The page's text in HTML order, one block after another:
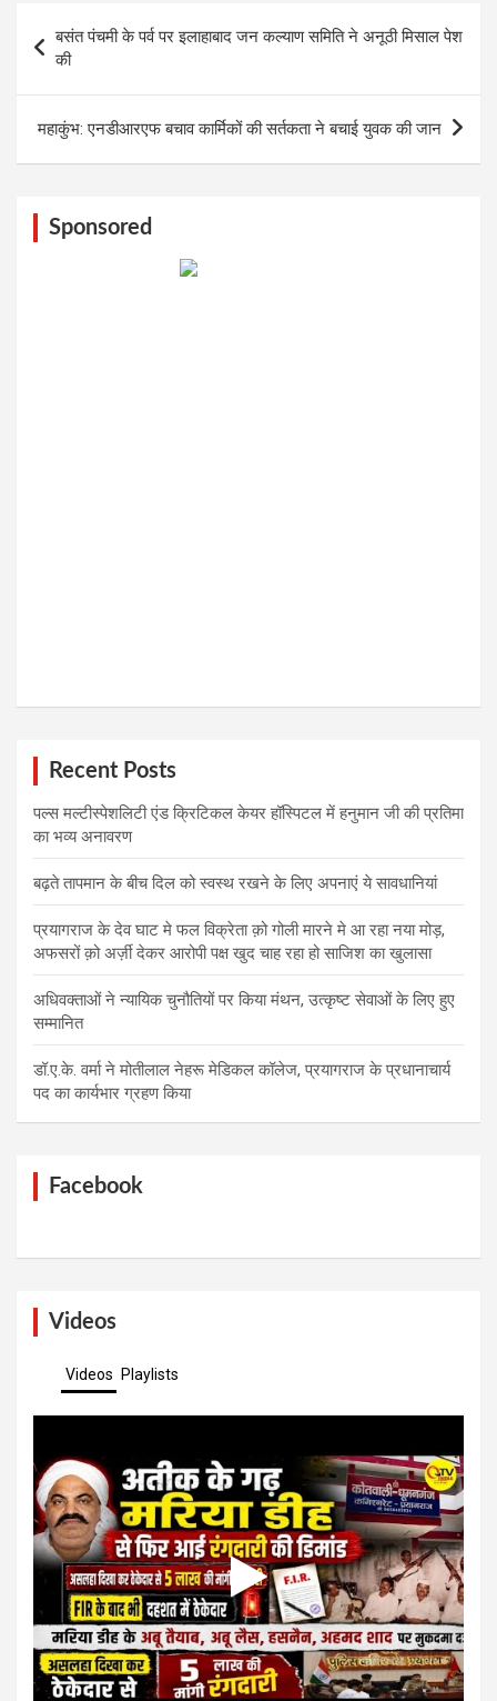
navigation
बसंत पंचमी के पर्व पर इलाहाबाद जन कल्याण समिति ने अनूठी मिसाल पेश
की
महाकुंभ: एनडीआरएफ बचाव कार्मिकों की सर्तकता ने बचाई युवक की जान
Sponsored
Recent Posts
पल्स मल्टीस्पेशलिटी एंड क्रिटिकल केयर हॉस्पिटल में हनुमान जी की प्रतिमा
का भव्य अनावरण
बढ़ते तापमान के बीच दिल को स्वस्थ रखने के लिए अपनाएं ये सावधानियां
प्रयागराज के देव घाट मे फल विक्रेता क़ो गोली मारने मे आ रहा नया मोड़,
अफसरों क़ो अर्ज़ी देकर आरोपी पक्ष खुद चाह रहा हो साजिश का खुलासा
अधिवक्ताओं ने न्यायिक चुनौतियों पर किया मंथन, उत्कृष्ट सेवाओं के लिए हुए
सम्मानित
डॉ.ए.के. वर्मा ने मोतीलाल नेहरू मेडिकल कॉलेज, प्रयागराज के प्रधानाचार्य
पद का कार्यभार ग्रहण किया
Facebook
Videos
Videos Playlists